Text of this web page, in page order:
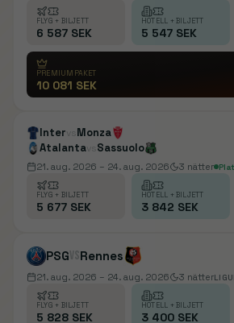
FLYG + BILJETT
6 587 SEK
HOTELL + BILJETT
5 547 SEK
PREMIUMPAKET
10 081 SEK
Inter vs Monza
Atalantavs Sassuolo
21. aug. 2026 – 24. aug. 2026 3 nätter
FLYG + BILJETT
5 677 SEK
HOTELL + BILJETT
3 842 SEK
PSGvsRennes
21. aug. 2026 – 24. aug. 2026 3 nätter
FLYG + BILJETT
5 828 SEK
HOTELL + BILJETT
3 400 SEK